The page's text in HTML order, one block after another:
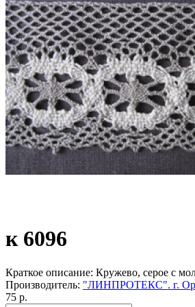
к 6096
Краткое описание: Кружево, серое с
Производитель: "ЛИНПРОТЕКС". г.
75 р.